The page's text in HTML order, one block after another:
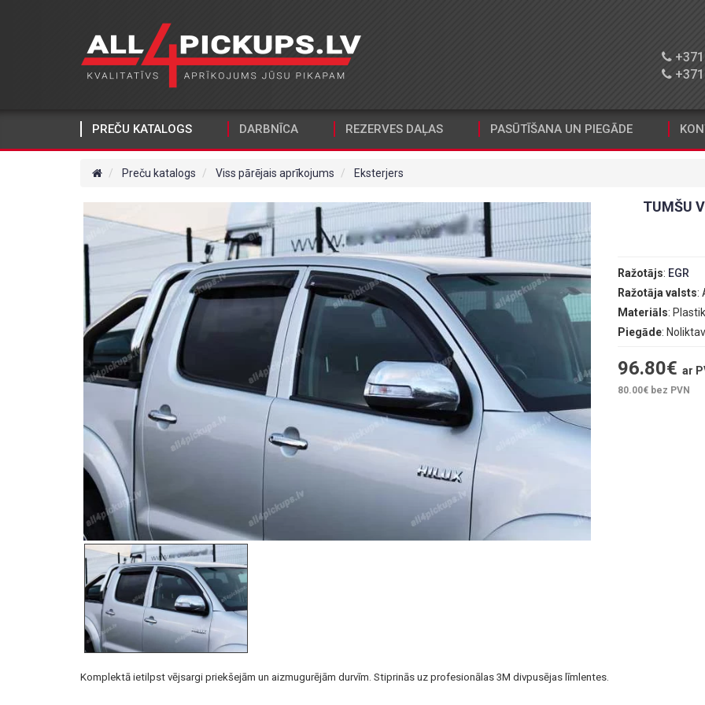
PREČU KATALOGS DARBNĪCA REZERVES DAĻAS PASŪTĪŠANA UN PIEGĀDE
Preču katalogs Viss pārējais aprīkojums Eksterjers
TUMŠU
Ražotājs: EGR
Ražotāja valsts:
Materiāls:
Piegāde:
96.80€ ar
80.00€ bez PVN
Komplektā ietilpst vējsargi priekšejām un aizmugurējām durvīm. Stiprinās uz profesionālas 3M divpusējas līmlentes.